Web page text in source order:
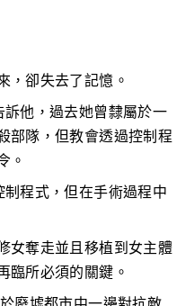
，卻失去了記憶。
他，過去她曾隸屬於一
部隊，但教會透過控制程
。
程式，但在手術過程中
女奪走並且移植到女主體
臨所必須的關鍵。